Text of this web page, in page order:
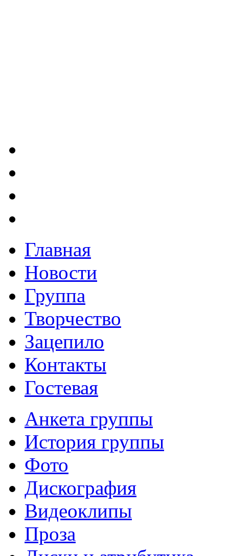
Главная
Новости
Группа
Творчество
Зацепило
Контакты
Гостевая
Анкета группы
История группы
Фото
Дискография
Видеоклипы
Проза